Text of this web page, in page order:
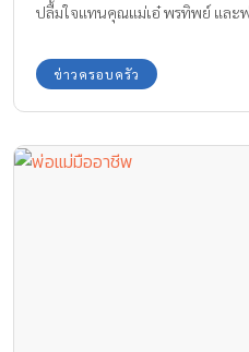
ปลื้มใจแทนคุณแม่เอ๋ พรทิพย์ และ
ข่าวครอบครัว